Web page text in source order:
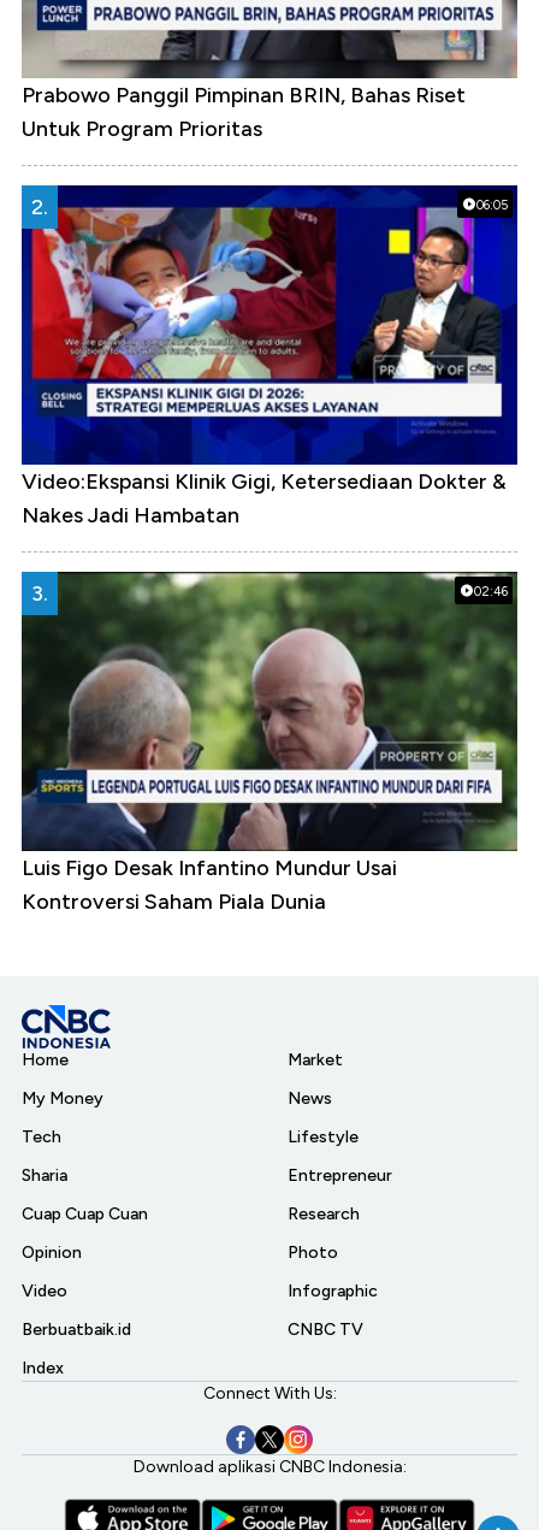
Prabowo Panggil Pimpinan BRIN, Bahas Riset
Untuk Program Prioritas
06:05
2.
Video:Ekspansi Klinik Gigi, Ketersediaan Dokter &
Nakes Jadi Hambatan
02:46
3.
Luis Figo Desak Infantino Mundur Usai
Kontroversi Saham Piala Dunia
Home
My Money
Tech
Sharia
Cuap Cuap Cuan
Opinion
Video
Berbuatbaik.id
Index
Market
News
Lifestyle
Entrepreneur
Research
Photo
Infographic
CNBC TV
Connect With Us:
Download aplikasi CNBC Indonesia: